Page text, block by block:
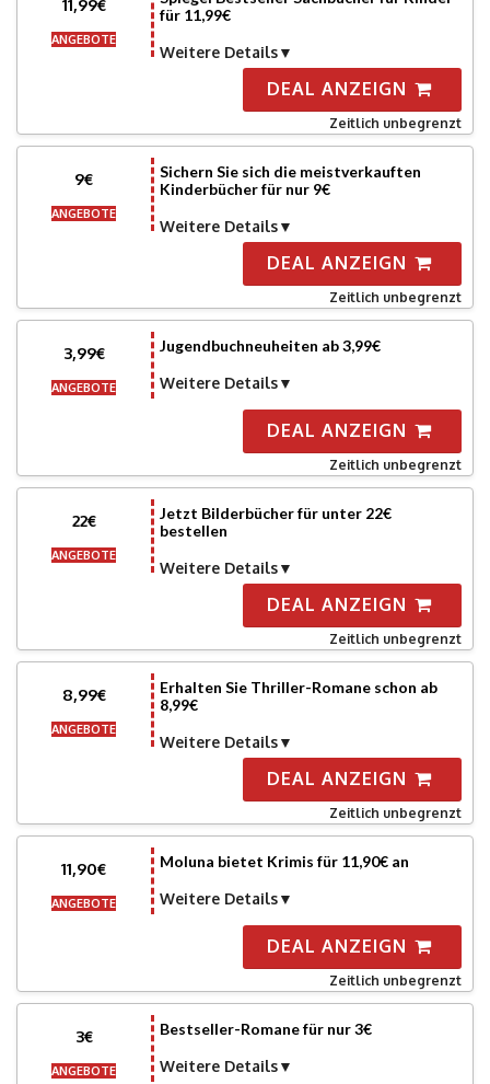
11,99€
ANGEBOTE
für 11,99€
Weitere Details
DEAL ANZEIGN
Zeitlich unbegrenzt
9€
ANGEBOTE
Sichern Sie sich die meistverkauften
Kinderbücher für nur 9€
Weitere Details
DEAL ANZEIGN
Zeitlich unbegrenzt
3,99€
ANGEBOTE
Jugendbuchneuheiten ab 3,99€
Weitere Details
DEAL ANZEIGN
Zeitlich unbegrenzt
22€
ANGEBOTE
Jetzt Bilderbücher für unter 22€
bestellen
Weitere Details
DEAL ANZEIGN
Zeitlich unbegrenzt
8,99€
ANGEBOTE
Erhalten Sie Thriller-Romane schon ab
8,99€
Weitere Details
DEAL ANZEIGN
Zeitlich unbegrenzt
11,90€
ANGEBOTE
Moluna bietet Krimis für 11,90€ an
Weitere Details
DEAL ANZEIGN
Zeitlich unbegrenzt
3€
ANGEBOTE
Bestseller-Romane für nur 3€
Weitere Details